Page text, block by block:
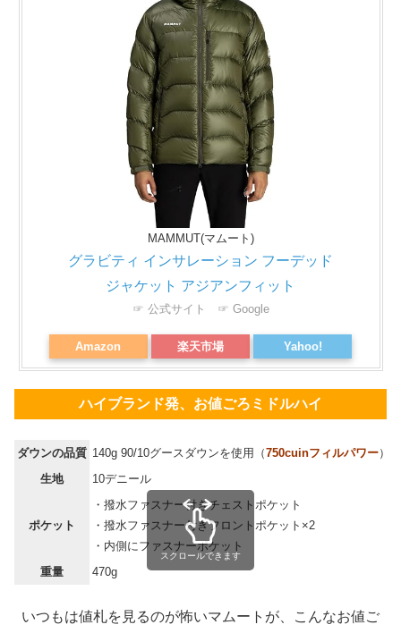
MAMMUT(マムート)
グラビティ インサレーション フーデッド
ジャケット アジアンフィット
☞ 公式サイト ☞ Google
Amazon 楽天市場 Yahoo!
ハイブランド発、お値ごろミドルハイ
ダウンの品質 140g 90/10グースダウンを使用（750cuinフィルパワー）
生地
10デニール
ポケット
・撥水ファスナー付きチェストポケット
・撥水ファスナー付きフロントポケット×2
・内側にファスナーポケット
重量
470g
スクロールできます
いつもは値札を見るのが怖いマムートが、こんなお値ご